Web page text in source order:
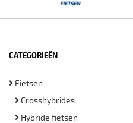
CATEGORIEËN
Fietsen
Crosshybrides
Hybride fietsen